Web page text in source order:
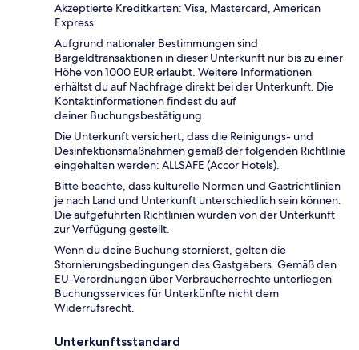
Akzeptierte Kreditkarten: Visa, Mastercard, American
Express
Aufgrund nationaler Bestimmungen sind
Bargeldtransaktionen in dieser Unterkunft nur bis zu einer
Höhe von 1000 EUR erlaubt. Weitere Informationen
erhältst du auf Nachfrage direkt bei der Unterkunft. Die
Kontaktinformationen findest du auf
deiner Buchungsbestätigung.
Die Unterkunft versichert, dass die Reinigungs- und
Desinfektionsmaßnahmen gemäß der folgenden Richtlinie
eingehalten werden: ALLSAFE (Accor Hotels).
Bitte beachte, dass kulturelle Normen und Gastrichtlinien
je nach Land und Unterkunft unterschiedlich sein können.
Die aufgeführten Richtlinien wurden von der Unterkunft
zur Verfügung gestellt.
Wenn du deine Buchung stornierst, gelten die
Stornierungsbedingungen des Gastgebers. Gemäß den
EU-Verordnungen über Verbraucherrechte unterliegen
Buchungsservices für Unterkünfte nicht dem
Widerrufsrecht.
Unterkunftsstandard